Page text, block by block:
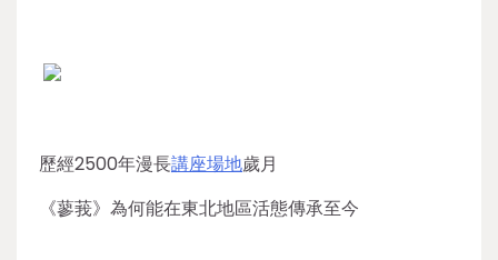
歷經2500年漫長講座場地歲月
《蓼莪》為何能在東北地區活態傳承至今